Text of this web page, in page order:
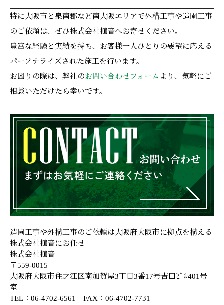
特に大阪市と泉南郡など南大阪エリアで外構工事や造園工事
のご依頼は、ぜひ株式会社植音へお寄せください。
豊富な経験と実績を持ち、お客様一人ひとりの要望に応える
パーソナライズされた施工を行います。
お困りの際は、弊社のお問い合わせフォーム より、気軽にご
相談いただけたら幸いです。
造園工事や外構工事のご依頼は大阪府大阪市に拠点を構える
株式会社植音にお任せ
株式会社植音
〒559-0015
大阪府大阪市住之江区南加賀屋3丁目3番17号吉田ﾋﾞﾙ401号
室
TEL：06-4702-6561 FAX：06-4702-7731